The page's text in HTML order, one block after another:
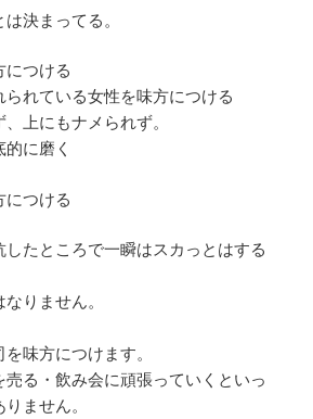
決まってる。
につける
られている女性を味方につける
上にもナメられず。
的に磨く
につける
たところで一瞬はスカっとはする
りません。
味方につけます。
る・飲み会に頑張っていくといっ
ません。